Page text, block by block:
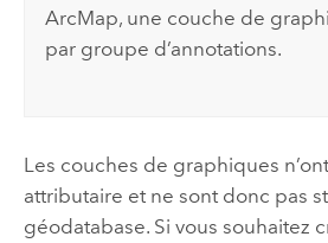
ArcMap, une couche de
par groupe d’annotations.
Les couches de graphiques
attributaire et ne sont donc pas
géodatabase. Si vous souhaitez